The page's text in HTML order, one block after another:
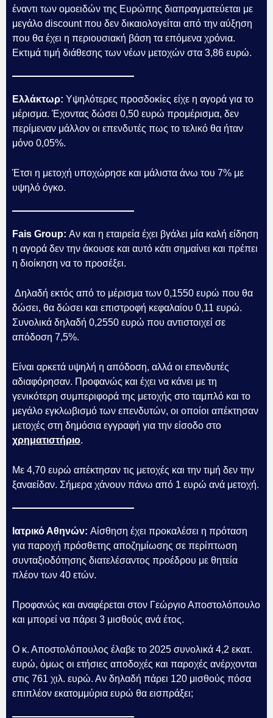
έναντι των ομοειδών της Ευρώπης διαπραγματεύεται με
μεγάλο discount που δεν δικαιολογείται από την αύξηση
που θα έχει η περιουσιακή βάση τα επόμενα χρόνια.
Εκτιμά τιμή διάθεσης των νέων μετοχών στα 3,86 ευρώ.
Ελλάκτωρ: Υψηλότερες προσδοκίες είχε η αγορά για το
μέρισμα. Έχοντας δώσει 0,50 ευρώ προμέρισμα, δεν
περίμεναν μάλλον οι επενδυτές πως το τελικό θα ήταν
μόνο 0,05%.
Έτσι η μετοχή υποχώρησε και μάλιστα άνω του 7% με
υψηλό όγκο.
Fais Group: Αν και η εταιρεία έχει βγάλει μία καλή είδηση
η αγορά δεν την άκουσε και αυτό κάτι σημαίνει και πρέπει
η διοίκηση να το προσέξει.
Δηλαδή εκτός από το μέρισμα των 0,1550 ευρώ που θα
δώσει, θα δώσει και επιστροφή κεφαλαίου 0,11 ευρώ.
Συνολικά δηλαδή 0,2550 ευρώ που αντιστοιχεί σε
απόδοση 7,5%.
Είναι αρκετά υψηλή η απόδοση, αλλά οι επενδυτές
αδιαφόρησαν. Προφανώς και έχει να κάνει με τη
γενικότερη συμπεριφορά της μετοχής στο ταμπλό και το
μεγάλο εγκλωβισμό των επενδυτών, οι οποίοι απέκτησαν
μετοχές στη δημόσια εγγραφή για την είσοδο στο
χρηματιστήριο.
Με 4,70 ευρώ απέκτησαν τις μετοχές και την τιμή δεν την
ξαναείδαν. Σήμερα χάνουν πάνω από 1 ευρώ ανά μετοχή.
Ιατρικό Αθηνών: Αίσθηση έχει προκαλέσει η πρόταση
για παροχή πρόσθετης αποζημίωσης σε περίπτωση
συνταξιοδότησης διατελέσαντος προέδρου με θητεία
πλέον των 40 ετών.
Προφανώς και αναφέρεται στον Γεώργιο Αποστολόπουλο
και μπορεί να πάρει 3 μισθούς ανά έτος.
Ο κ. Αποστολόπουλος έλαβε το 2025 συνολικά 4,2 εκατ.
ευρώ, όμως οι ετήσιες αποδοχές και παροχές ανέρχονται
στις 761 χιλ. ευρώ. Αν δηλαδή πάρει 120 μισθούς πόσα
επιπλέον εκατομμύρια ευρώ θα εισπράξει;